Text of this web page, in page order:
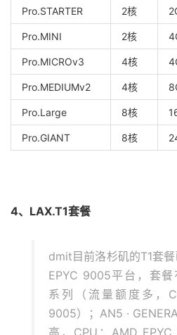
Pro.STARTER 2核
Pro.MINI 2核
Pro.MICROv3 4核
Pro.MEDIUMv2 4核
Pro.Large 8核
Pro.GIANT 8核
4、LAX.T1套餐
dmit目前洛杉矶的T1套
EPYC 9005平台，套餐
系列（流量额度多，
9005）；AN5 ·